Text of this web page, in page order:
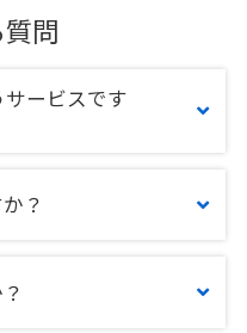
問
ービスです
？